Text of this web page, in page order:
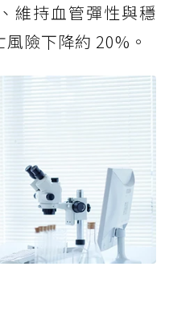
維持血管彈性與穩
險下降約 20%。